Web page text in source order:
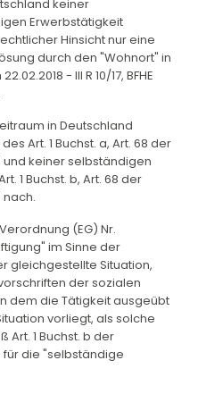
keiner
Erwerbstätigkeit
Hinsicht nur eine
durch den "Wohnort" in
- III R 10/17, BFHE
in Deutschland
Art. 1 Buchst. a, Art. 68 der
und keiner selbständigen
1 Buchst. b, Art. 68 der
nach.
(EG) Nr.
im Sinne der
gleichgestellte Situation,
der sozialen
dem die Tätigkeit ausgeübt
vorliegt, als solche
Art. 1 Buchst. b der
für die "selbständige